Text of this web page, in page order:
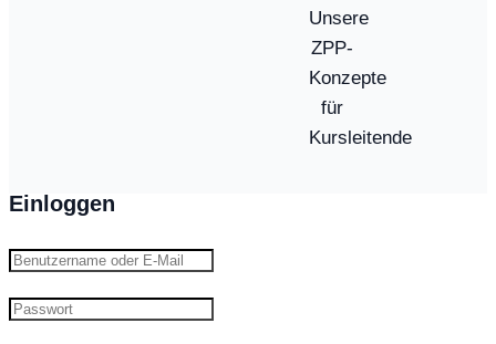
Unsere
ZPP-
Konzepte
für
Kursleitende
Einloggen